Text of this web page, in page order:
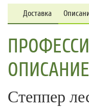
Доставка
ОПИСАНИЕ
Степпер